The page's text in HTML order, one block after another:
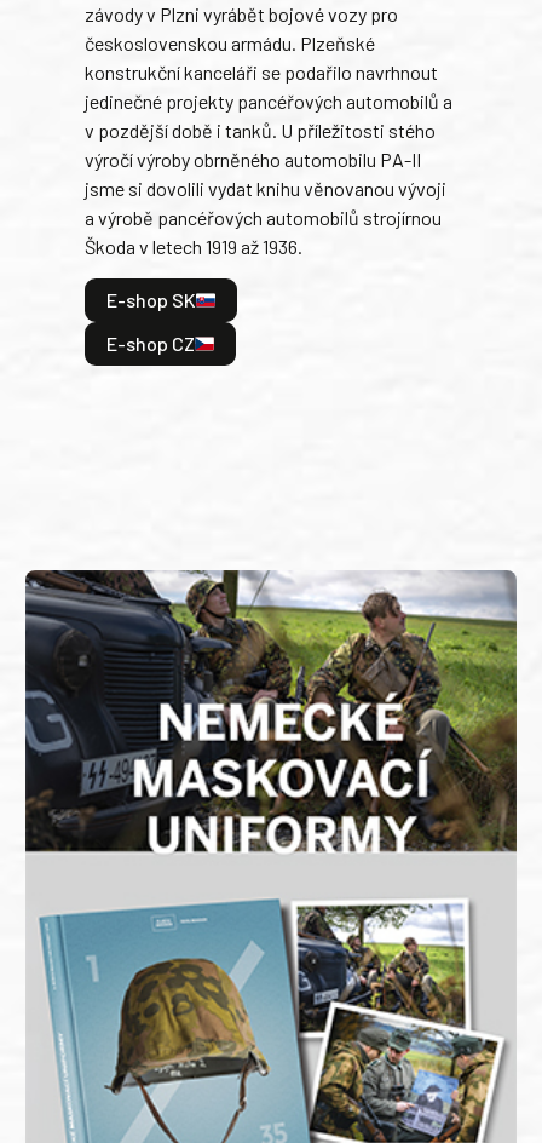
závody v Plzni vyrábět bojové vozy pro
československou armádu. Plzeňské
konstrukční kanceláři se podařilo navrhnout
jedinečné projekty pancéřových automobilů a
v pozdější době i tanků. U příležitosti stého
výročí výroby obrněného automobilu PA-II
jsme si dovolili vydat knihu věnovanou vývoji
a výrobě pancéřových automobilů strojírnou
Škoda v letech 1919 až 1936.
E-shop SK
E-shop CZ